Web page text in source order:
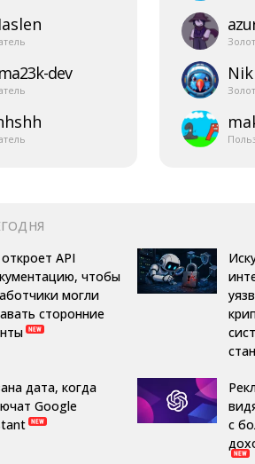
​dev
API
чтобы
могли
сторонние
дата, когда
Google
с